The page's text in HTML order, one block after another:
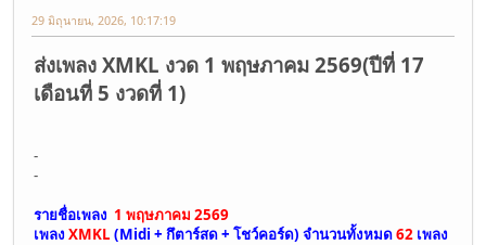
29 มิถุนายน, 2026, 10:17:19
ส่งเพลง XMKL งวด 1 พฤษภาคม 2569(ปีที่ 17
เดือนที่ 5 งวดที่ 1)
-
-
รายชื่อเพลง 1 พฤษภาคม 2569
เพลง XMKL (Midi + กึตาร์สด + โชว์คอร์ด) จำนวนทั้งหมด62 เพลง